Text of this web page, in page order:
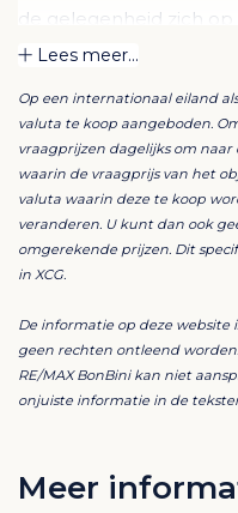
de gelegenheid zich op
concentreren.
Het complex bestaat
gerenoveerde
House, en een nieuw
House.
In The Green House
Om tegemoet te
naar “groene”
de tuinen rondom het
Lees meer...
Op een internationaal eiland
valuta te koop aangeboden.
vraagprijzen dagelijks om naar
waarin de vraagprijs van het
valuta waarin deze te koop
veranderen. U kunt dan ook
omgerekende prijzen. Dit
in XCG.
De informatie op deze
geen rechten ontleend worden.
RE/MAX BonBini kan niet
onjuiste informatie in de
Meer